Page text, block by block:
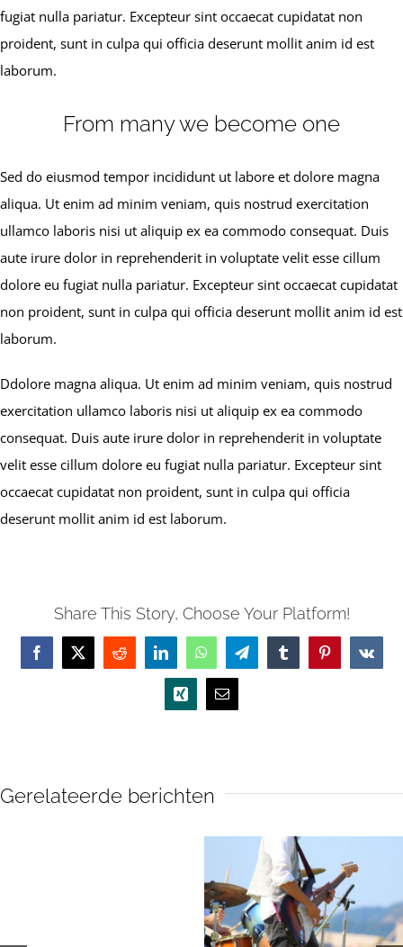
fugiat nulla pariatur. Excepteur sint occaecat cupidatat non
proident, sunt in culpa qui officia deserunt mollit anim id est
laborum.
From many we become one
Sed do eiusmod tempor incididunt ut labore et dolore magna
aliqua. Ut enim ad minim veniam, quis nostrud exercitation
ullamco laboris nisi ut aliquip ex ea commodo consequat. Duis
aute irure dolor in reprehenderit in voluptate velit esse cillum
dolore eu fugiat nulla pariatur. Excepteur sint occaecat cupidatat
non proident, sunt in culpa qui officia deserunt mollit anim id est
laborum.
Ddolore magna aliqua. Ut enim ad minim veniam, quis nostrud
exercitation ullamco laboris nisi ut aliquip ex ea commodo
consequat. Duis aute irure dolor in reprehenderit in voluptate
velit esse cillum dolore eu fugiat nulla pariatur. Excepteur sint
occaecat cupidatat non proident, sunt in culpa qui officia
deserunt mollit anim id est laborum.
Share This Story, Choose Your Platform!
Facebook
X Reddit LinkedInWhatsAppTelegramTumblrPinterestVk
Xing
E-
mail
Gerelateerde berichten